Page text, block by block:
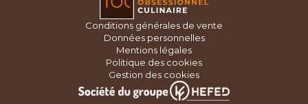
Conditions générales de vente
Données personnelles
Mentions légales
Politique des cookies
Gestion des cookies